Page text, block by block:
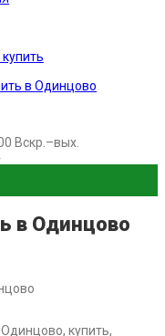
в Одинцово
Вскр.–вых.
в Одинцово